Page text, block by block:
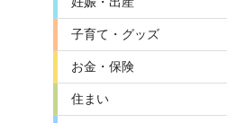
子育て・グッズ
お金・保険
住まい